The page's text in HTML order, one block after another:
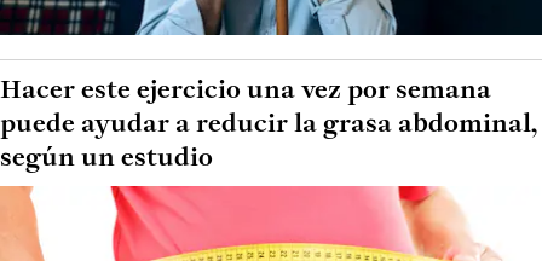
Hacer este ejercicio una vez por semana
puede ayudar a reducir la grasa abdominal,
según un estudio